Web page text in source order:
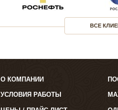
ВСЕ
О КОМПАНИИ
УСЛОВИЯ РАБОТЫ